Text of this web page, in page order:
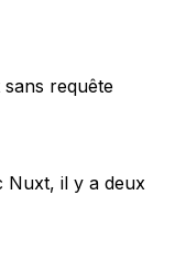
requête
Nuxt, il y a deux